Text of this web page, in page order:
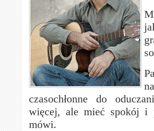
czasochłonne do
więcej, ale mieć spokój i
mówi.